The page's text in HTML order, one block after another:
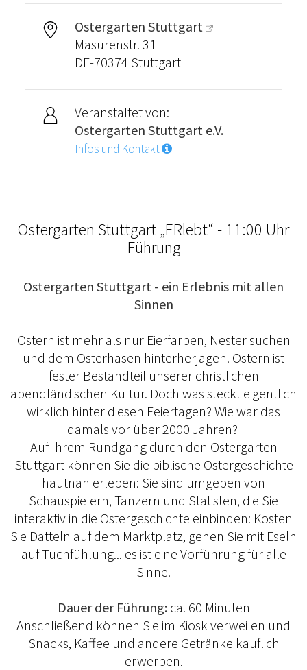
Ostergarten Stuttgart
Masurenstr. 31
DE-70374 Stuttgart
Veranstaltet von:
Ostergarten Stuttgart e.V.
Infos und Kontakt
Ostergarten Stuttgart „ERlebt“ - 11:00 Uhr
Führung
Ostergarten Stuttgart - ein Erlebnis mit allen
Sinnen
Ostern ist mehr als nur Eierfärben, Nester suchen
und dem Osterhasen hinterherjagen. Ostern ist
fester Bestandteil unserer christlichen
abendländischen Kultur. Doch was steckt eigentlich
wirklich hinter diesen Feiertagen? Wie war das
damals vor über 2000 Jahren?
Auf Ihrem Rundgang durch den Ostergarten
Stuttgart können Sie die biblische Ostergeschichte
hautnah erleben: Sie sind umgeben von
Schauspielern, Tänzern und Statisten, die Sie
interaktiv in die Ostergeschichte einbinden: Kosten
Sie Datteln auf dem Marktplatz, gehen Sie mit Eseln
auf Tuchfühlung... es ist eine Vorführung für alle
Sinne.
Dauer der Führung:ca. 60 Minuten
Anschließend können Sie im Kiosk verweilen und
Snacks, Kaffee und andere Getränke käuflich
erwerben.